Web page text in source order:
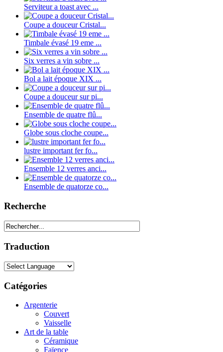
Serviteur a toast avec ...
Coupe a douceur Cristal...
Timbale évasé 19 eme ...
Six verres a vin sobre ...
Bol a lait époque XIX ...
Coupe a douceur sur pi...
Ensemble de quatre flû...
Globe sous cloche coupe...
lustre important fer fo...
Ensemble 12 verres anci...
Ensemble de quatorze co...
Recherche
Traduction
Catégories
Argenterie
Couvert
Vaisselle
Art de la table
Céramique
Faïence